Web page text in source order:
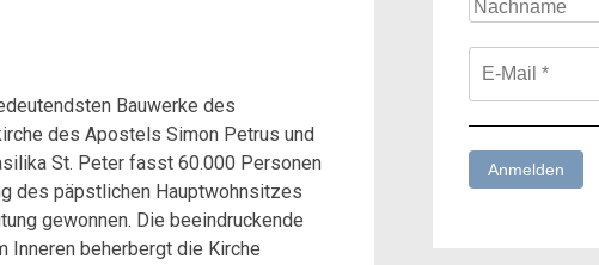
Bauwerke des
des Apostels Simon Petrus und
St. Peter fasst 60.000 Personen
des päpstlichen Hauptwohnsitzes
gewonnen. Die beeindruckende
Inneren beherbergt die Kirche